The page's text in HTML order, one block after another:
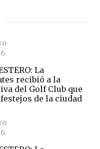
La
recibió a la
del Golf Club que
de la ciudad